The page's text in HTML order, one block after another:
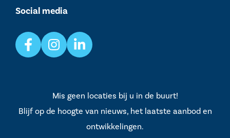
Social media
Mis geen locaties bij u in de buurt!
Blijf op de hoogte van nieuws, het laatste aanbod en
ontwikkelingen.